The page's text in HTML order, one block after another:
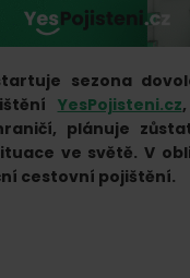
sezona
YesPojisteni.cz
plánuje
ve světě. V
cestovní pojištění.